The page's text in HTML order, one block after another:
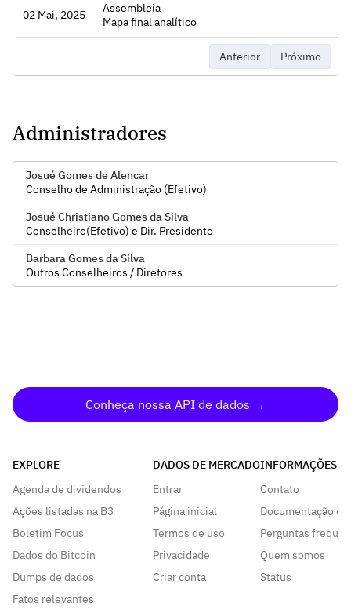
02 Mai, 2025
Assembleia
Mapa final analítico
Acessar
Anterior Próximo
Administradores
Josué Gomes de Alencar
Conselho de Administração (Efetivo)
Josué Christiano Gomes da Silva
Conselheiro(Efetivo) e Dir. Presidente
Barbara Gomes da Silva
Outros Conselheiros / Diretores
Conheça nossa API de dados →
EXPLORE
Agenda de dividendos
Ações listadas na B3
Boletim Focus
Dados do Bitcoin
Dumps de dados
Fatos relevantes
DADOS DE MERCADO
Entrar
Página inicial
Termos de uso
Privacidade
Criar conta
INFORMAÇÕES
Contato
Documentação da
Perguntas
Quem somos
Status